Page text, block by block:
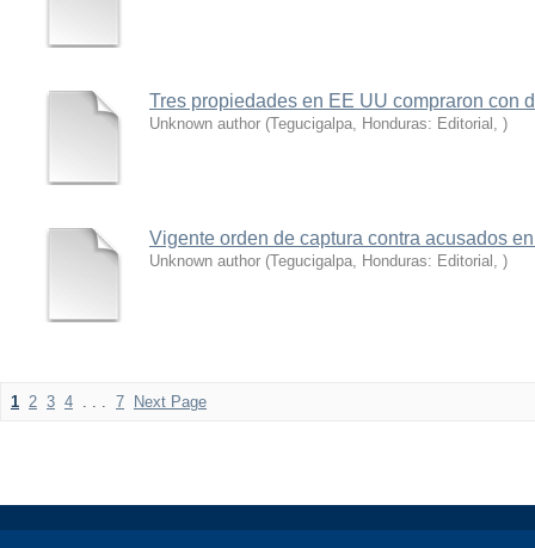
Tres propiedades en EE UU compraron con
Unknown author (Tegucigalpa, Honduras: Editorial , )
Vigente orden de captura contra acusados
Unknown author (Tegucigalpa, Honduras: Editorial , )
1 2 3 4 . . . 7 Next Page